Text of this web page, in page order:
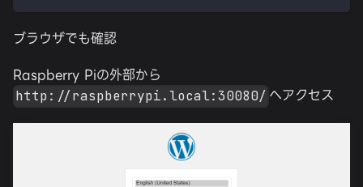
ブラウザでも確認
Raspberry Piの外部から
http://raspberrypi.local:30080/ へアクセス